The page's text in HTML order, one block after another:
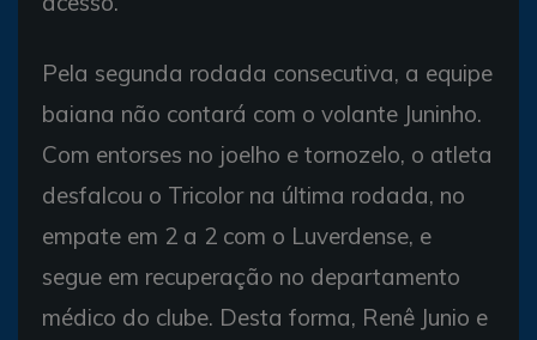
Pela segunda rodada consecutiva, a equipe
baiana não contará com o volante Juninho.
Com entorses no joelho e tornozelo, o atleta
desfalcou o Tricolor na última rodada, no
empate em 2 a 2 com o Luverdense, e
segue em recuperação no departamento
médico do clube. Desta forma, Renê Junio e